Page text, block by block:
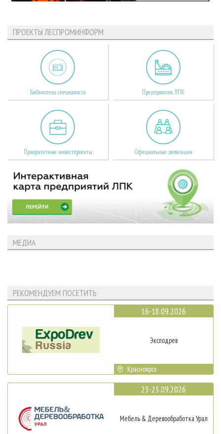
ПРОЕКТЫ ЛЕСПРОМИНФОРМ
Библиотека специалиста Предприятия ЛПК
Приоритетные инвестпроекты Официальные делегации
МЕДИА
РЕКОМЕНДУЕМ ПОСЕТИТЬ
16-18.09.2026
Эксподрев
Красноярск
23-25.09.2026
Мебель & Деревообработка Урал